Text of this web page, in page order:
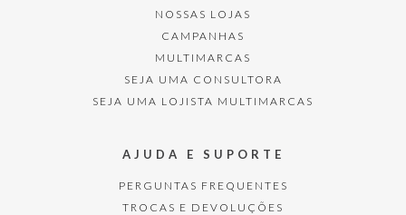
NOSSAS LOJAS
CAMPANHAS
MULTIMARCAS
SEJA UMA CONSULTORA
SEJA UMA LOJISTA MULTIMARCAS
AJUDA E SUPORTE
PERGUNTAS FREQUENTES
TROCAS E DEVOLUÇÕES